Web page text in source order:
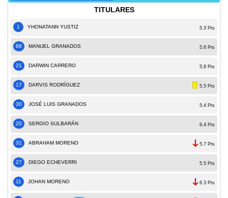
TITULARES
1 YHONATANN YUSTIZ 5.3 Pts
88 MANUEL GRANADOS 5.6 Pts
21 DARWIN CARRERO 5.8 Pts
17 DARVIS RODRÍGUEZ 5.5 Pts
30 JOSÉ LUIS GRANADOS 5.4 Pts
20 SERGIO SULBARÁN 6.4 Pts
31 ABRAHAM MORENO 5.7 Pts
27 DIEGO ECHEVERRI 5.5 Pts
11 JOHAN MORENO 6.3 Pts